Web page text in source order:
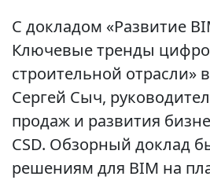
С докладом «Развитие
Ключевые тренды
строительной отрасли»
Сергей Сыч,
продаж и развития
CSD. Обзорный доклад
решениям для BIM на